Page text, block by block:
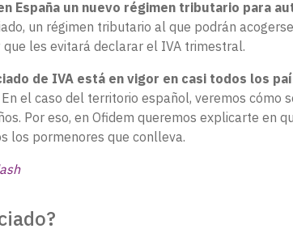
España un nuevo régimen tributario para
un régimen tributario al que podrán
les evitará declarar el IVA trimestral.
de IVA está en vigor en casi todos los
En el caso del territorio español, veremos cómo
Por eso, en Ofidem queremos explicarte en
los pormenores que conlleva.